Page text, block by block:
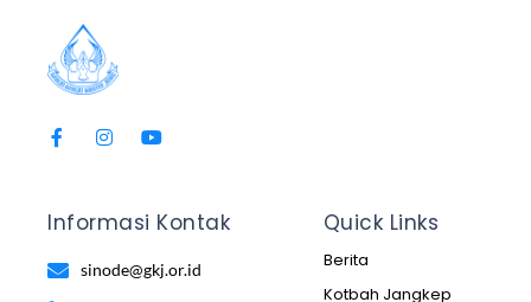
Informasi Kontak
sinode@gkj.or.id
Quick Links
Berita
Kotbah Jangkep